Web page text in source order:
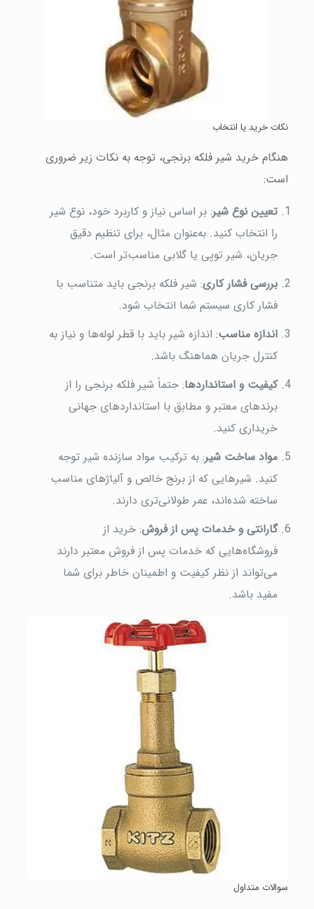
نکات خرید یا انتخاب
هنگام خرید شیر فلکه برنجی، توجه به نکات زیر ضروری
است:
تعیین نوع شیر: بر اساس نیاز و کاربرد خود، نوع شیر
را انتخاب کنید. به‌عنوان مثال، برای تنظیم دقیق
جریان، شیر توپی یا گلابی مناسب‌تر است.
بررسی فشار کاری: شیر فلکه برنجی باید متناسب با
فشار کاری سیستم شما انتخاب شود.
اندازه مناسب: اندازه شیر باید با قطر لوله‌ها و نیاز به
کنترل جریان هماهنگ باشد.
کیفیت و استانداردها: حتماً شیر فلکه برنجی را از
برندهای معتبر و مطابق با استانداردهای جهانی
خریداری کنید.
مواد ساخت شیر: به ترکیب مواد سازنده شیر توجه
کنید. شیرهایی که از برنج خالص و آلیاژهای مناسب
ساخته شده‌اند، عمر طولانی‌تری دارند.
گارانتی و خدمات پس از فروش: خرید از
فروشگاه‌هایی که خدمات پس از فروش معتبر دارند
می‌تواند از نظر کیفیت و اطمینان خاطر برای شما
مفید باشد.
سوالات متداول